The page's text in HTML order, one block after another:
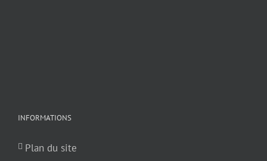
INFORMATIONS
Plan du site